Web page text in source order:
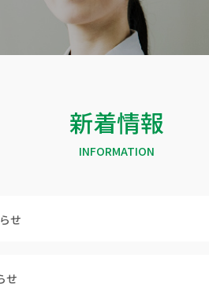
新着情報
INFORMATION
せ
せ